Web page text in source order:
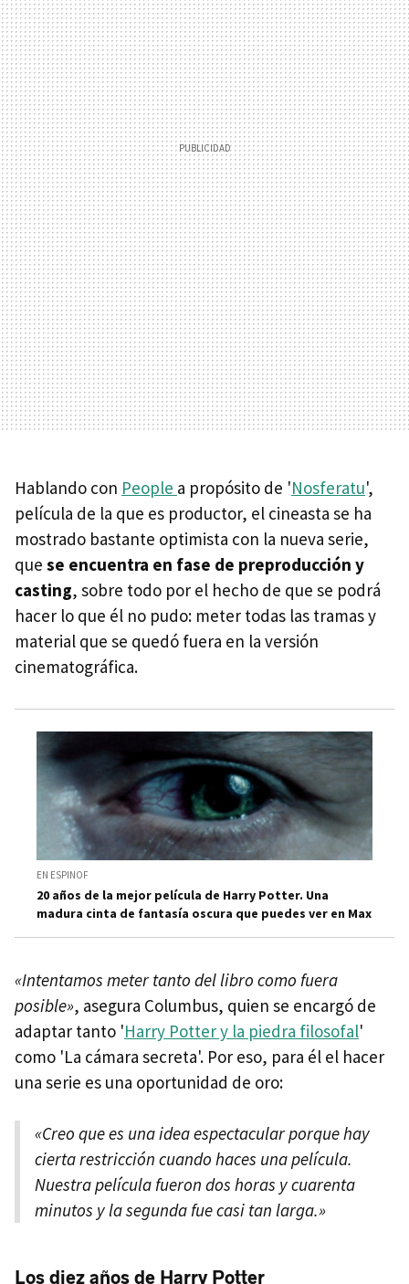
Hablando con People a propósito de 'Nosferatu',
película de la que es productor, el cineasta se ha
mostrado bastante optimista con la nueva serie,
que se encuentra en fase de preproducción y
casting, sobre todo por el hecho de que se podrá
hacer lo que él no pudo: meter todas las tramas y
material que se quedó fuera en la versión
cinematográfica.
EN ESPINOF
20 años de la mejor película de Harry Potter. Una
madura cinta de fantasía oscura que puedes ver en Max
«Intentamos meter tanto del libro como fuera
posible», asegura Columbus, quien se encargó de
adaptar tanto 'Harry Potter y la piedra filosofal'
como 'La cámara secreta'. Por eso, para él el hacer
una serie es una oportunidad de oro:
«Creo que es una idea espectacular porque hay
cierta restricción cuando haces una película.
Nuestra película fueron dos horas y cuarenta
minutos y la segunda fue casi tan larga.»
Los diez años de Harry Potter